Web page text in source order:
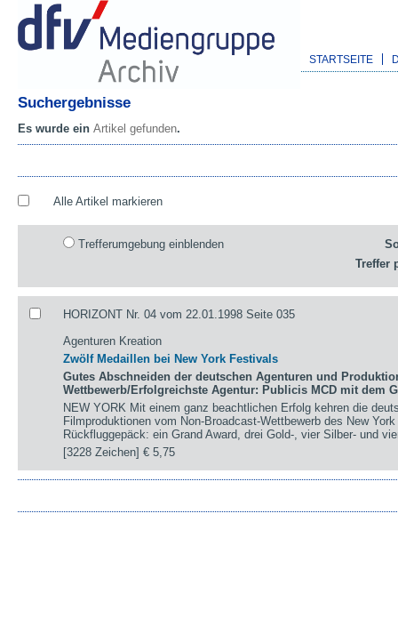
STARTSEITE
Suchergebnisse
Es wurde ein Artikel gefunden.
Alle Artikel markieren
Trefferumgebung einblenden
Treffer
HORIZONT Nr. 04 vom 22.01.1998 Seite 035
Agenturen Kreation
Zwölf Medaillen bei New York Festivals
Gutes Abschneiden der deutschen Agenturen und
Wettbewerb/Erfolgreichste Agentur: Publicis MCD mit dem
NEW YORK Mit einem ganz beachtlichen Erfolg kehren die
Filmproduktionen vom Non-Broadcast-Wettbewerb des New
Rückfluggepäck: ein Grand Award, drei Gold-, vier Silber- und
[3228 Zeichen]€ 5,75